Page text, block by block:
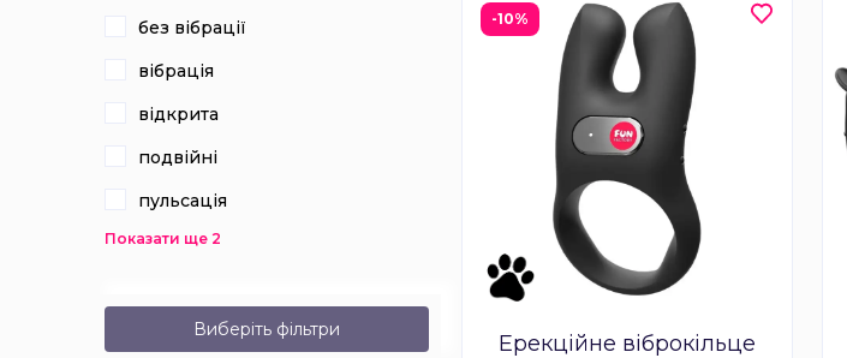
без вібрації
вібрація
відкрита
подвійні
пульсація
Показати ще 2
Виберіть фільтри
-10%
Ерекційне віброкільце